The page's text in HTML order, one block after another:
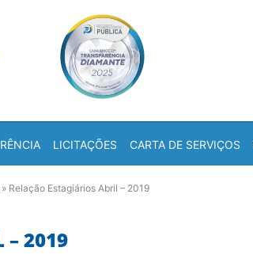
LICITAÇÕES CARTA DE SERVIÇOS
» Relação Estagiários Abril – 2019
– 2019